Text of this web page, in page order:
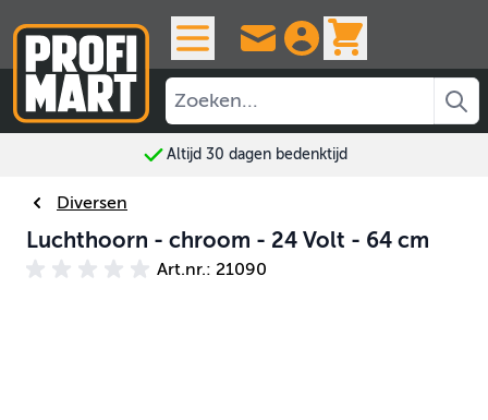
Altijd 30 dagen bedenktijd
Diversen
Luchthoorn - chroom - 24 Volt - 64 cm
Art.nr.: 21090